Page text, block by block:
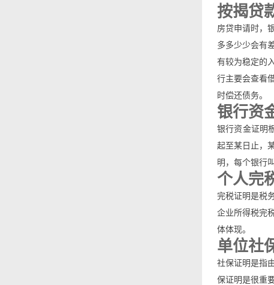
按揭贷
房贷申请时，
多多少少会有
有较为稳定的
行主要会查看
时偿还债务。
银行资
银行资金证明
起至某日止，
明，每个银行
个人完
完税证明是税
企业所得税完
体体现。
单位社
社保证明是指
保证明是很重